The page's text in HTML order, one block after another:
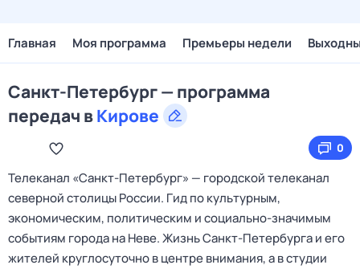
Главная Моя программа Премьеры недели
Санкт-Петербург — программа
передач вКирове
0
Телеканал «Санкт‑Петербург» — городской телеканал
северной столицы России. Гид по культурным,
экономическим, политическим и социально‑значимым
событиям города на Неве. Жизнь Санкт‑Петербурга и его
жителей круглосуточно в центре внимания, а в студии